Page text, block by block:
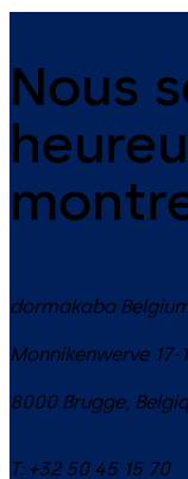
Nous
dormakaba
Monnikenwerve 17-
8000 Brugge,
T: +32 50 45 15 70